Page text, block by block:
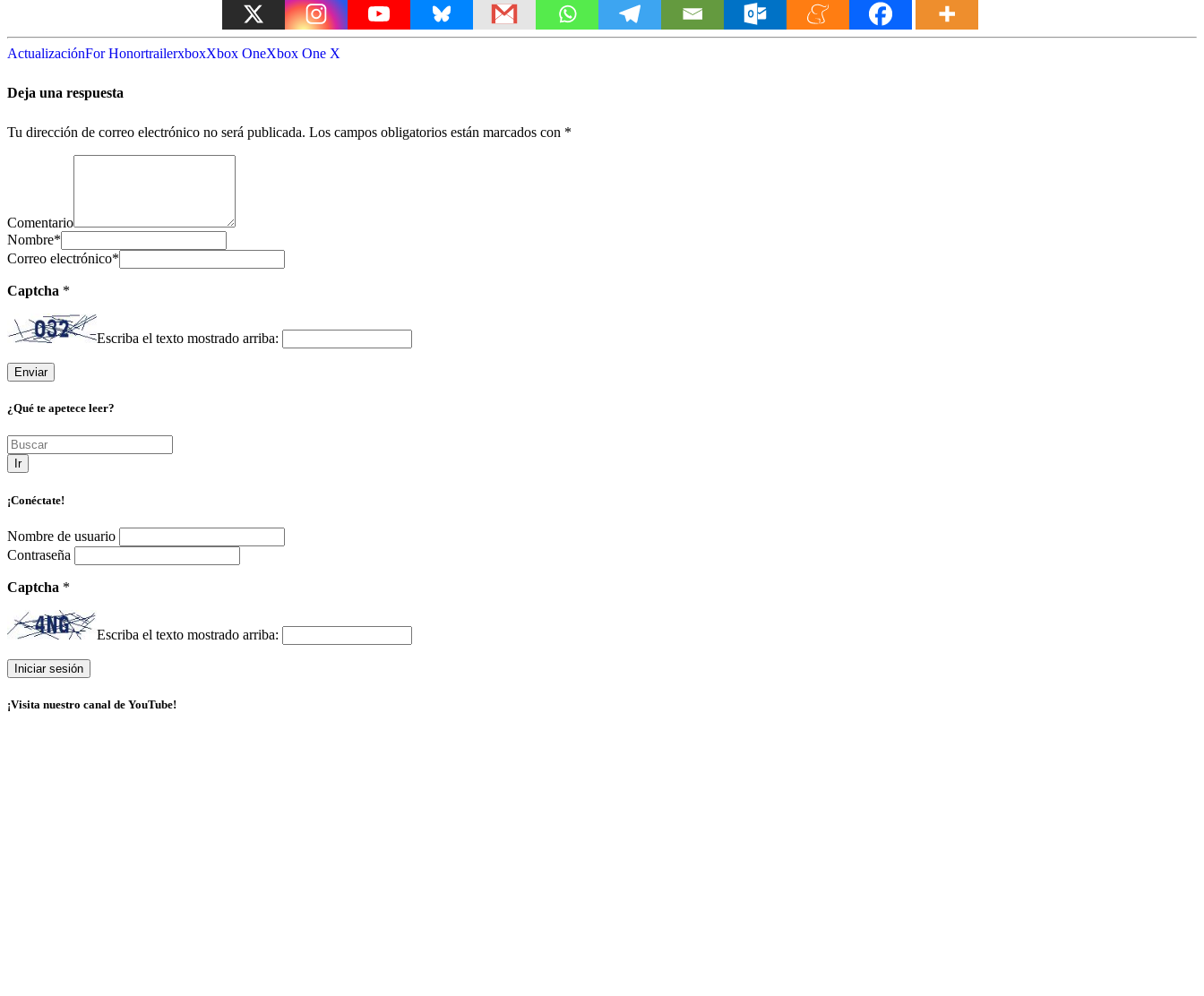
ActualizaciónFor HonortrailerxboxXbox OneXbox One X
Deja una respuesta
Tu dirección de correo electrónico no será publicada. Los campos obligatorios están marcados con *
Comentario
Nombre*
Correo electrónico*
Captcha *
Escriba el texto mostrado arriba:
¿Qué te apetece leer?
Ir
¡Conéctate!
Nombre de usuario
Contraseña
Captcha *
Escriba el texto mostrado arriba:
¡Visita nuestro canal de YouTube!